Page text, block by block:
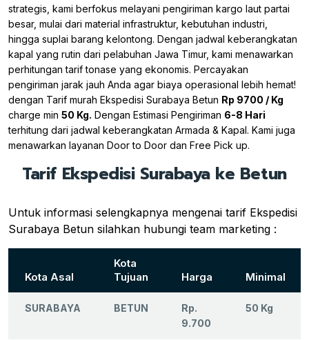
strategis, kami berfokus melayani pengiriman kargo laut partai
besar, mulai dari material infrastruktur, kebutuhan industri,
hingga suplai barang kelontong. Dengan jadwal keberangkatan
kapal yang rutin dari pelabuhan Jawa Timur, kami menawarkan
perhitungan tarif tonase yang ekonomis. Percayakan
pengiriman jarak jauh Anda agar biaya operasional lebih hemat!
dengan Tarif murah Ekspedisi Surabaya Betun Rp 9700 / Kg
charge min 50 Kg. Dengan Estimasi Pengiriman 6-8 Hari
terhitung dari jadwal keberangkatan Armada & Kapal. Kami juga
menawarkan layanan Door to Door dan Free Pick up.
Tarif Ekspedisi Surabaya ke Betun
Untuk informasi selengkapnya mengenai tarif Ekspedisi
Surabaya Betun silahkan hubungi team marketing :
Kota Asal
Kota
Tujuan
Harga Minimal
SURABAYA BETUN
Rp.
9.700
50 Kg